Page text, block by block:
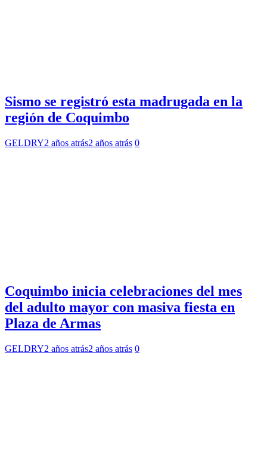
Sismo se registró esta madrugada en la
región de Coquimbo
GELDRY2 años atrás2 años atrás 0
Coquimbo inicia celebraciones del mes
del adulto mayor con masiva fiesta en
Plaza de Armas
GELDRY2 años atrás2 años atrás 0